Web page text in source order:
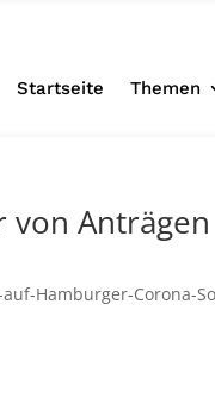
Startseite Themen
von
Hamburger-Corona-